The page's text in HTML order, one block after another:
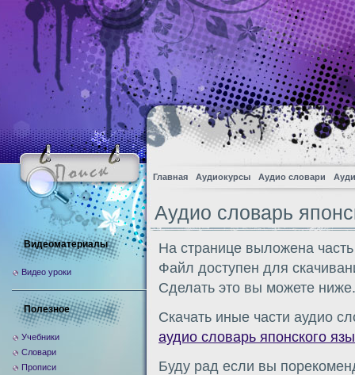
Главная Аудиокурсы Аудио словари
Аудио словарь
На странице выложена
Файл доступен для
Сделать это вы можете ниже.
Скачать иные части аудио
аудио словарь японского
Буду рад если вы
Видеоматериалы
Видео уроки
Полезное
Учебники
Словари
Прописи